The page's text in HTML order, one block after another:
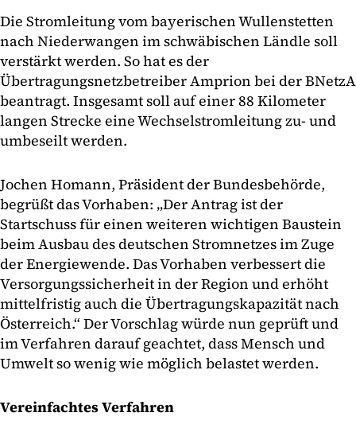
Die Stromleitung vom bayerischen Wullenstetten
nach Niederwangen im schwäbischen Ländle soll
verstärkt werden. So hat es der
Übertragungsnetzbetreiber Amprion bei der BNetzA
beantragt. Insgesamt soll auf einer 88 Kilometer
langen Strecke eine Wechselstromleitung zu- und
umbeseilt werden.
Jochen Homann, Präsident der Bundesbehörde,
begrüßt das Vorhaben: „Der Antrag ist der
Startschuss für einen weiteren wichtigen Baustein
beim Ausbau des deutschen Stromnetzes im Zuge
der Energiewende. Das Vorhaben verbessert die
Versorgungssicherheit in der Region und erhöht
mittelfristig auch die Übertragungskapazität nach
Österreich.“ Der Vorschlag würde nun geprüft und
im Verfahren darauf geachtet, dass Mensch und
Umwelt so wenig wie möglich belastet werden.
Vereinfachtes Verfahren